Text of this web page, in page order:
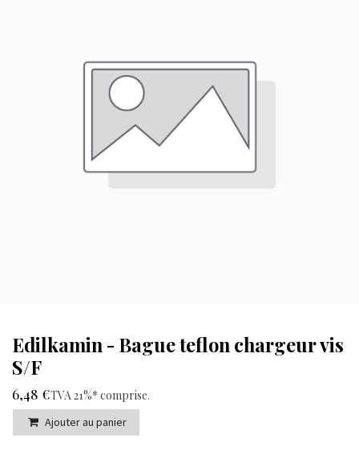
Edilkamin - Bague teflon chargeur vis
S/F
6,48 €TVA 21%* comprise.
Ajouter au panier